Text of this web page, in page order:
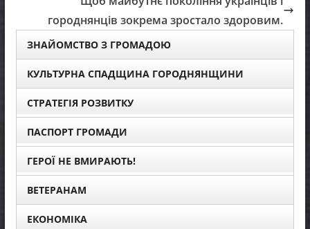
городнянців зокрема зростало здоровим.
ЗНАЙОМСТВО З ГРОМАДОЮ
КУЛЬТУРНА СПАДЩИНА ГОРОДНЯНЩИНИ
СТРАТЕГІЯ РОЗВИТКУ
ПАСПОРТ ГРОМАДИ
ГЕРОЇ НЕ ВМИРАЮТЬ!
ВЕТЕРАНАМ
ЕКОНОМІКА